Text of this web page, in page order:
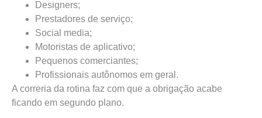
Designers;
Prestadores de serviço;
Social media;
Motoristas de aplicativo;
Pequenos comerciantes;
Profissionais autônomos em geral.
A correria da rotina faz com que a obrigação acabe
ficando em segundo plano.